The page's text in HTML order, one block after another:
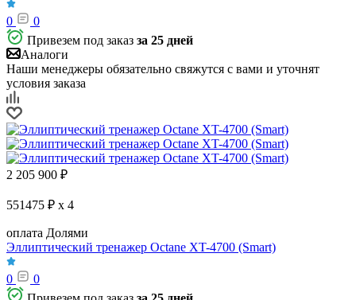
0
0
Привезем под заказ за 25 дней
Аналоги
Наши менеджеры обязательно свяжутся с вами и уточнят
условия заказа
2 205 900 ₽
551475 ₽ x 4
оплата Долями
Эллиптический тренажер Octane XT-4700 (Smart)
0
0